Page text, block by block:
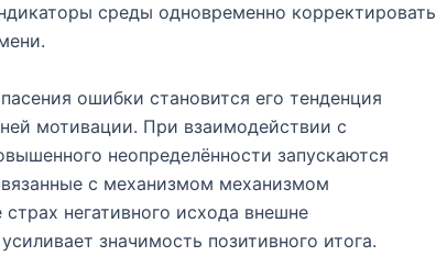
среды одновременно корректировать
ошибки становится его тенденция
мотивации. При взаимодействии с
неопределённости запускаются
с механизмом механизмом
страх негативного исхода внешне
значимость позитивного итога.